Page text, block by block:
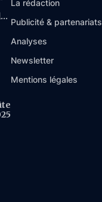
La rédaction
Publicité & partenariats
Analyses
Newsletter
Mentions légales